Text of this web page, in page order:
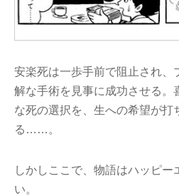
安楽死は一歩手前で阻止され、
解な手術を見事に成功させる。
な死の選択を、生への希望が打
る……。
しかしここで、物語はハッピー
い。